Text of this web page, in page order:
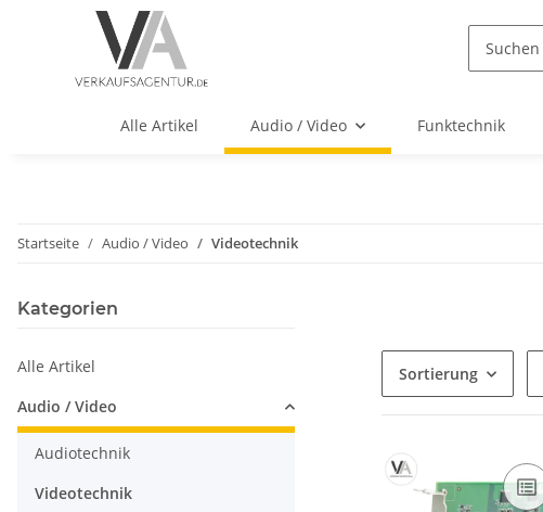
Alle Artikel Audio / Video Funktechnik
Startseite Audio / Video Videotechnik
Sortierung
Kategorien
Alle Artikel
Audio / Video
Audiotechnik
Videotechnik